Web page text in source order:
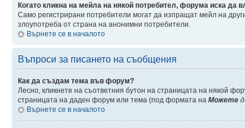
Когато кликна на мейла на някой потребител, форума иска да
Само регистрирани потребители могат да изпращат мейл на
злоупотреба от страна на анонимни потребители.
Върнете се в началото
Въпроси за писането на съобщения
Как да създам тема във форум?
Лесно, кликнете на съответния бутон на страницата на някой
страницата на даден форум или тема (под формата на Можете
Върнете се в началото